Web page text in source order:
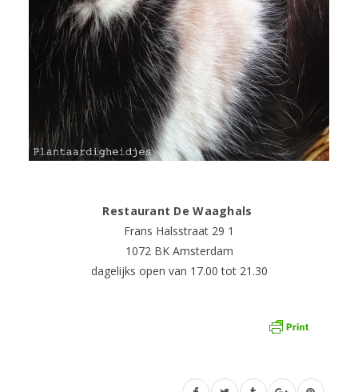
Restaurant De Waaghals
Frans Halsstraat 29 1
1072 BK Amsterdam
dagelijks open van 17.00 tot 21.30